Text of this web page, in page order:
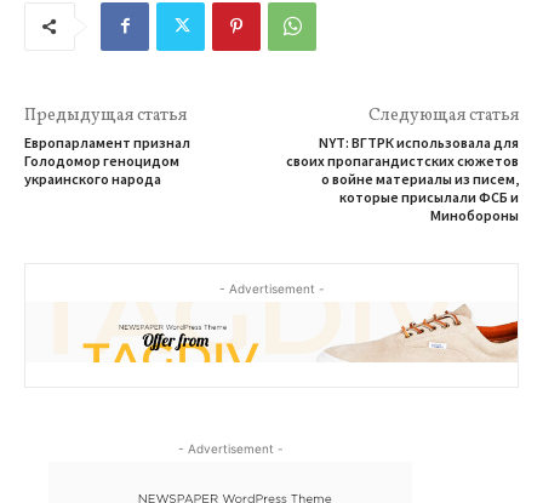
Предыдущая статья
Европарламент признал
Голодомор геноцидом
украинского народа
Следующая статья
NYT: ВГТРК использовала для
своих пропагандистских сюжетов
о войне материалы из писем,
которые присылали ФСБ и
Минобороны
- Advertisement -
- Advertisement -